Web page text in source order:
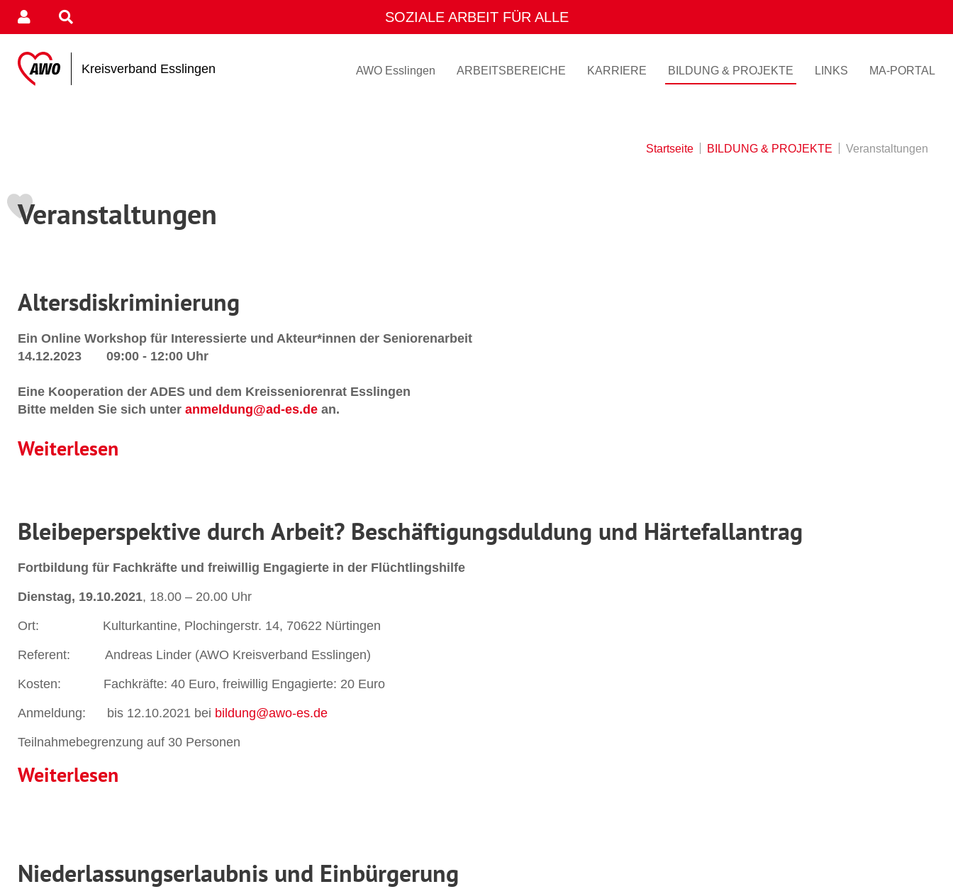
SOZIALE ARBEIT FÜR ALLE
ENGAGEMENT MIT HERZ
Kreisverband Esslingen AWO Esslingen ARBEITSBEREICHE KARRIERE BILDUNG & PROJEKTE LINKS MA-PORTAL
Startseite BILDUNG & PROJEKTE Veranstaltungen
Veranstaltungen
Altersdiskriminierung
Ein Online Workshop für Interessierte und Akteur*innen der Seniorenarbeit
14.12.2023 09:00 - 12:00 Uhr
Eine Kooperation der ADES und dem Kreisseniorenrat Esslingen
Bitte melden Sie sich unter anmeldung@ad-es.de an.
Weiterlesen
Bleibeperspektive durch Arbeit? Beschäftigungsduldung und Härtefallantrag
Fortbildung für Fachkräfte und freiwillig Engagierte in der Flüchtlingshilfe
Dienstag, 19.10.2021, 18.00 – 20.00 Uhr
Ort: Kulturkantine, Plochingerstr. 14, 70622 Nürtingen
Referent: Andreas Linder (AWO Kreisverband Esslingen)
Kosten: Fachkräfte: 40 Euro, freiwillig Engagierte: 20 Euro
Anmeldung: bis 12.10.2021 bei bildung@awo-es.de
Teilnahmebegrenzung auf 30 Personen
Weiterlesen
Niederlassungserlaubnis und Einbürgerung